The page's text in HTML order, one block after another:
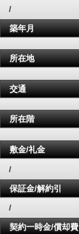
/
築年月
所在地
交通
所在階
敷金/礼金
/
保証金/解約引
/
契約一時金/償却費